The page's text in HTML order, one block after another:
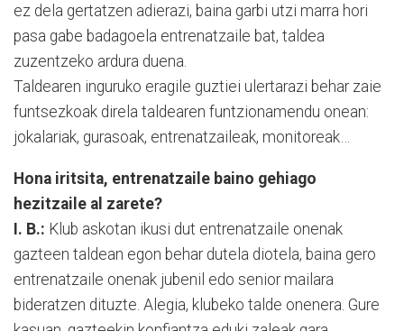
ez dela gertatzen adierazi, baina garbi utzi marra hori
pasa gabe badagoela entrenatzaile bat, taldea
zuzentzeko ardura duena.
Taldearen inguruko eragile guztiei ulertarazi behar zaie
funtsezkoak direla taldearen funtzionamendu onean:
jokalariak, gurasoak, entrenatzaileak, monitoreak…
Hona iritsita, entrenatzaile baino gehiago
hezitzaile al zarete?
I. B.: Klub askotan ikusi dut entrenatzaile onenak
gazteen taldean egon behar dutela diotela, baina gero
entrenatzaile onenak jubenil edo senior mailara
bideratzen dituzte. Alegia, klubeko talde onenera. Gure